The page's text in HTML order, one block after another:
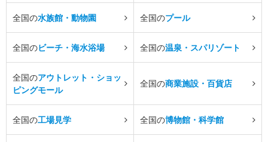
全国の水族館・動物園 全国のプール
全国のビーチ・海水浴場 全国の温泉・スパリゾート
全国のアウトレット・ショッ
ピングモール
全国の商業施設・百貨店
全国の工場見学 全国の博物館・科学館